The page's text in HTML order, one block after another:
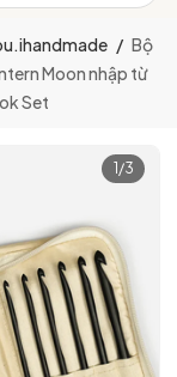
/ Bộ
Moon nhập từ
Set
1 /3